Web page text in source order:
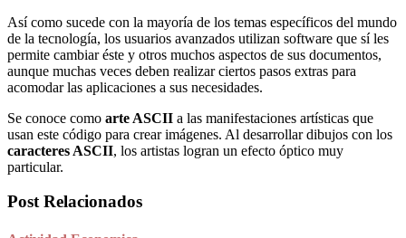
Así como sucede con la mayoría de los temas específicos del mundo
de la tecnología, los usuarios avanzados utilizan software que sí les
permite cambiar éste y otros muchos aspectos de sus documentos,
aunque muchas veces deben realizar ciertos pasos extras para
acomodar las aplicaciones a sus necesidades.
Se conoce como arte ASCII a las manifestaciones artísticas que
usan este código para crear imágenes. Al desarrollar dibujos con los
caracteres ASCII, los artistas logran un efecto óptico muy
particular.
Post Relacionados